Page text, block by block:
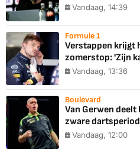
Vandaag, 14:39
Formule 1
Verstappen krijgt
zomerstop: 'Zijn
Vandaag, 13:36
Boulevard
Van Gerwen
zware
Vandaag, 12:00